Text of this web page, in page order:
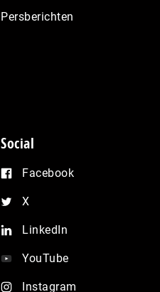
Persberichten
Social
Facebook
X
LinkedIn
YouTube
Instagram